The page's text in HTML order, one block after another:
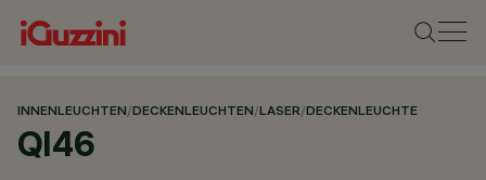
INNENLEUCHTEN/DECKENLEUCHTEN/LASER/DECKENLEUCHTE
QI46